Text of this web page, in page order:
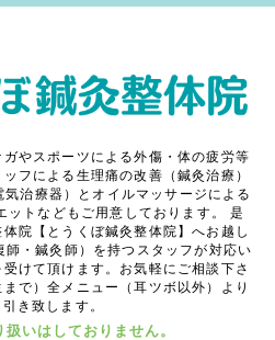
やスポーツによる外傷・体の疲労等
フによる生理痛の改善（鍼灸治療）
治療器）とオイルマッサージによる
トなどもご用意しております。
是
院【とうくぼ鍼灸整体院】へお越し
師・鍼灸師）を持つスタッフが対応い
けて頂けます。お気軽にご相談下さ
で）全メニュー（耳ツボ以外）より
き致します。
いはしておりません。